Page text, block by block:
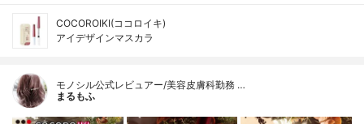
COCOROIKI(ココロイキ)
アイデザインマスカラ
モノシル公式レビュアー/美容皮膚科勤務 …
まるもふ